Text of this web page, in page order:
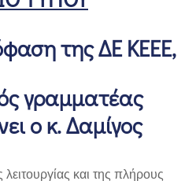
της ΔΕ ΚΕΕΕ,
γραμματέας
ο κ. Δαμίγος
και της πλήρους